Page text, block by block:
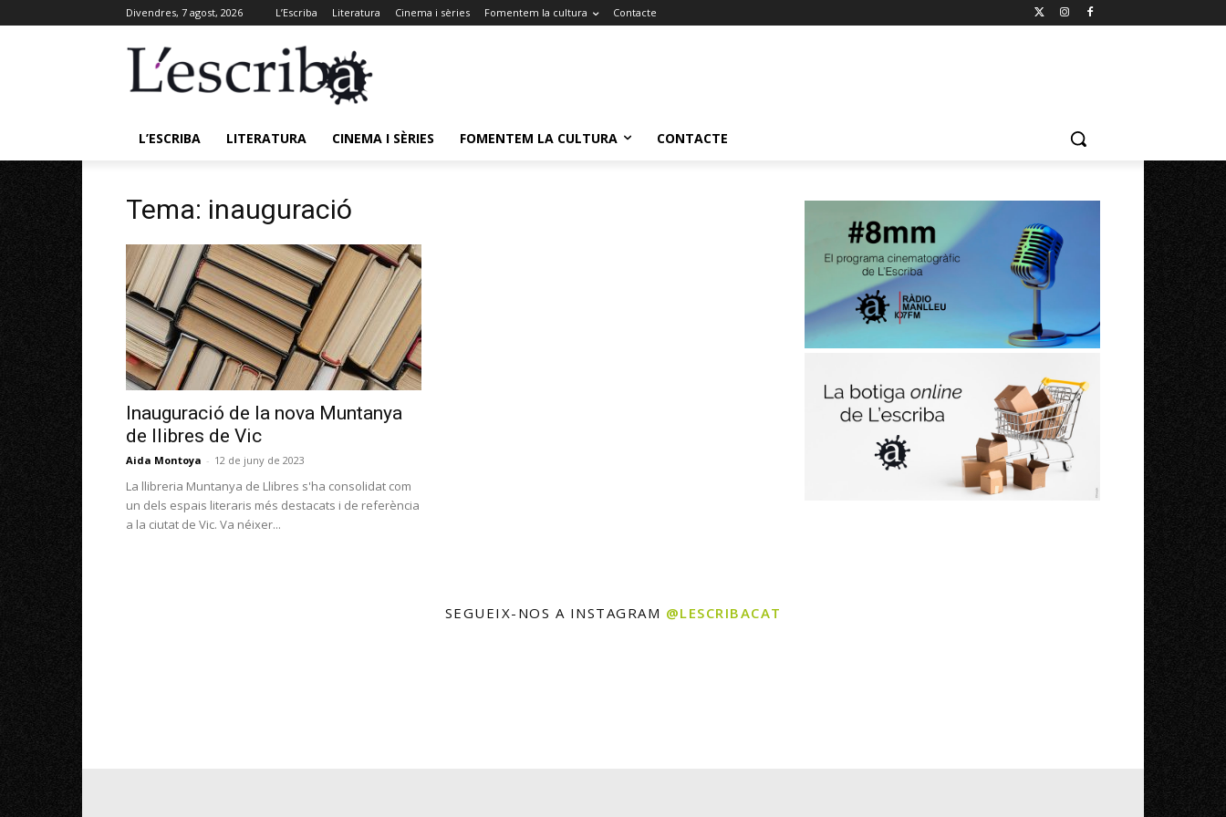
Divendres, 7 agost, 2026 L’Escriba Literatura Cinema i sèries Fomentem la cultura Contacte
L’ESCRIBA LITERATURA CINEMA I SÈRIES FOMENTEM LA CULTURA CONTACTE
Tema: inauguració
Inauguració de la nova Muntanya
de llibres de Vic
Aida Montoya - 12 de juny de 2023
La llibreria Muntanya de Llibres s'ha consolidat com
un dels espais literaris més destacats i de referència
a la ciutat de Vic. Va néixer...
SEGUEIX-NOS A INSTAGRAM @LESCRIBACAT